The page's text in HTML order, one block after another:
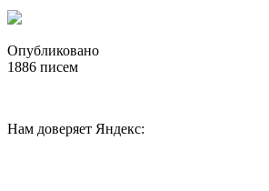
Опубликовано
1886 писем
Нам доверяет Яндекс: